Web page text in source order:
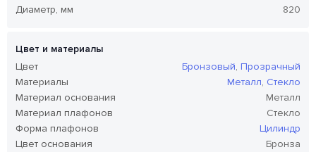
Диаметр, мм
820
Цвет и материалы
Цвет
Бронзовый, Прозрачный
Материалы
Металл, Стекло
Материал основания
Металл
Материал плафонов
Стекло
Форма плафонов
Цилиндр
Цвет основания
Бронза